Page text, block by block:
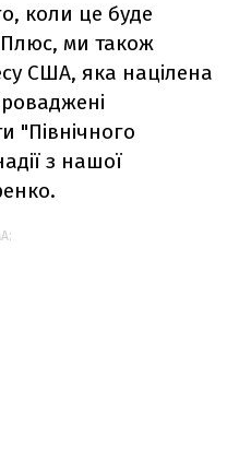
коли це буде
Плюс, ми також
США, яка націлена
"Північного
з нашої